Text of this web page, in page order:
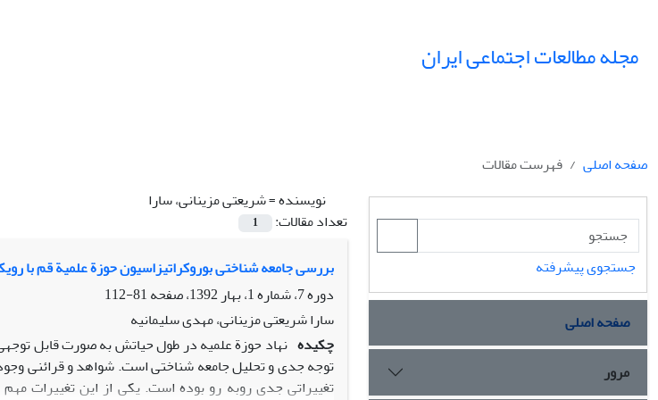
مجله مطالعات اجتماعی ایران
صفحه اصلی
فهرست مقالات
نویسنده =شریعتی مزینانی، سارا
تعداد مقالات:
1
بررسی جامعه شناختی بوروکراتیزاسیون حوزة علمیة قم با رویکرد وبری1 )فرآیندها،
دوره 7، شماره 1، بهار 1392، صفحه
81-112
سارا شریعتی مزینانی، مهدی سلیمانیه
چکیده نهاد حوزة علمیه در طول حیاتش به صورت قابل
توجه جدی و تحلیل جامعه شناختی است. شواهد و قرائنی
تغییراتی جدی روبه رو بوده است. یکی از این تغییرات
جستجوی پیشرفته
صفحه اصلی
مرور